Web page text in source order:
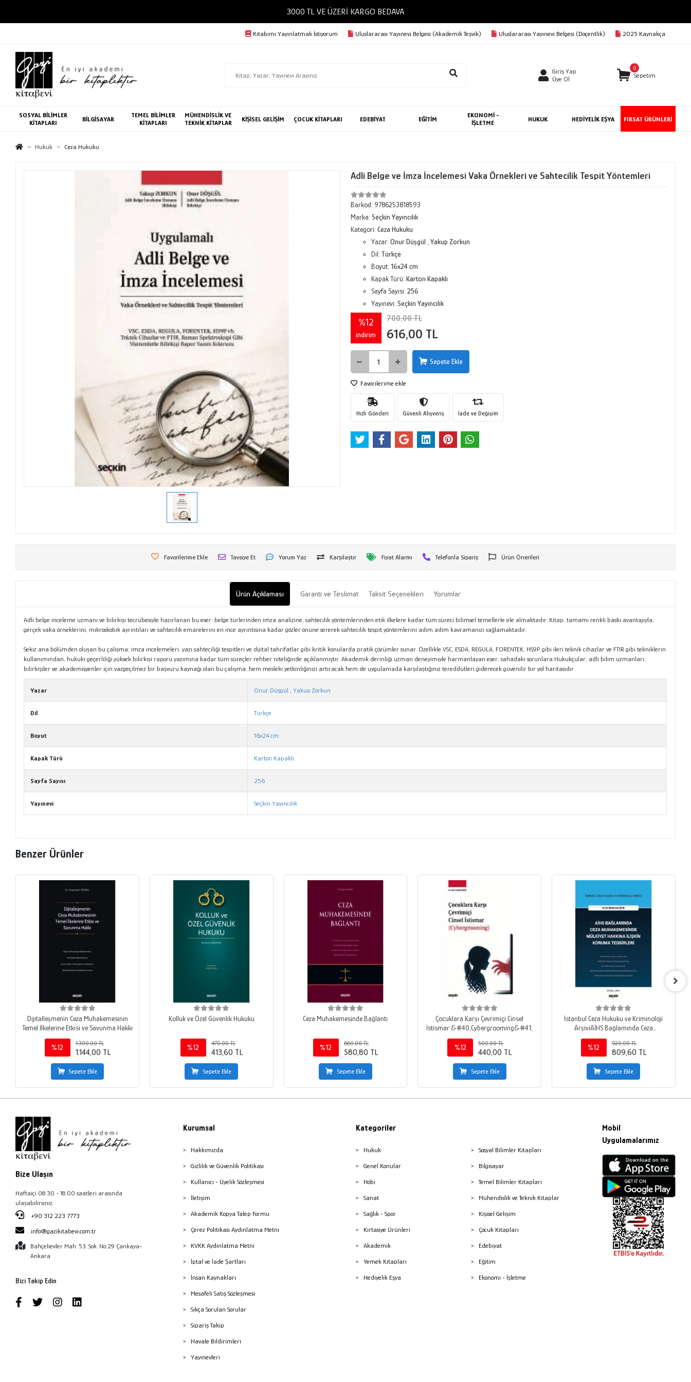
3000 TL VE ÜZERİ KARGO BEDAVA
Kitabımı Yayınlatmak İstiyorum Uluslararası Yayınevi Belgesi (Akademik Teşvik) Uluslararası Yayınevi Belgesi (Doçentlik) 2025 Kaynakça
Giriş Yap
Üye Ol
0
Sepetim
SOSYAL BİLİMLER
KİTAPLARI
BİLGİSAYAR
TEMEL BİLİMLER
KİTAPLARI
MÜHENDİSLİK VE
TEKNİK KİTAPLAR
KİŞİSEL GELİŞİM ÇOCUK KİTAPLARI EDEBİYAT EĞİTİM
EKONOMİ -
İŞLETME
HUKUK HEDİYELİK EŞYA FIRSAT ÜRÜNLERİ
Hukuk Ceza Hukuku
Adli Belge ve İmza İncelemesi Vaka Örnekleri ve Sahtecilik Tespit Yöntemleri
Barkod: 9786253818593
Marka: Seçkin Yayıncılık
Kategori: Ceza Hukuku
Yazar: Onur Düşgül
Yakup Zorkun
Dil: Türkçe
Boyut: 16x24 cm
Kapak Türü: Karton Kapaklı
Sayfa Sayısı: 256
Yayınevi: Seçkin Yayıncılık
%12
indirim
700,00 TL
616,00 TL
Sepete Ekle
Favorilerime ekle
Hızlı Gönderi Güvenli Alışveriş İade ve Değişim
Favorilerime Ekle Tavsiye Et Yorum Yaz Karşılaştır Fiyat Alarmı Telefonla Sipariş Ürün Önerileri
Ürün Açıklaması Garanti ve Teslimat Taksit Seçenekleri Yorumlar
Adli belge inceleme uzmanı ve bilirkişi tecrübesiyle hazırlanan bu eser; belge türlerinden imza analizine, sahtecilik yöntemlerinden etik ilkelere kadar tüm süreci bilimsel temellerle ele almaktadır. Kitap, tamamı renkli baskı avantajıyla;
gerçek vaka örneklerini, mikroskobik ayrıntıları ve sahtecilik emarelerini en ince ayrıntısına kadar gözler önüne sererek sahtecilik tespit yöntemlerini adım adım kavramanızı sağlamaktadır.
Sekiz ana bölümden oluşan bu çalışma; imza incelemeleri, yazı sahteciliği tespitleri ve dijital tahrifatlar gibi kritik konularda pratik çözümler sunar. Özellikle VSC, ESDA, REGULA, FORENTEK, HS9P gibi ileri teknik cihazlar ve FTIR gibi tekniklerin
kullanımından, hukuki geçerliliği yüksek bilirkişi raporu yazımına kadar tüm süreçler rehber niteliğinde açıklanmıştır. Akademik derinliği uzman deneyimiyle harmanlayan eser, sahadaki sorunlara Hukukçular, adli bilim uzmanları,
bilirkişiler ve akademisyenler için vazgeçilmez bir başvuru kaynağı olan bu çalışma; hem mesleki yetkinliğinizi artıracak hem de uygulamada karşılaştığınız tereddütleri giderecek güvenilir bir yol haritasıdır
Yazar Onur Düşgül ,Yakup Zorkun
Dil Türkçe
Boyut 16x24 cm
Kapak Türü Karton Kapaklı
Sayfa Sayısı 256
Yayınevi Seçkin Yayıncılık
Benzer Ürünler
Dijitalleşmenin Ceza Muhakemesinin
Temel İlkelerine Etkisi ve Savunma Hakkı
%12
1.300,00 TL
1.144,00 TL
Sepete Ekle
Kolluk ve Özel Güvenlik Hukuku
%12
470,00 TL
413,60 TL
Sepete Ekle
Ceza Muhakemesinde Bağlantı
%12
660,00 TL
580,80 TL
Sepete Ekle
Çocuklara Karşı Çevrimiçi Cinsel
İstismar &#40;Cybergrooming&#41;
%12
500,00 TL
440,00 TL
Sepete Ekle
İstanbul Ceza Hukuku ve Kriminoloji
ArşiviAİHS Bağlamında Ceza
Muhakemesinde Mülkiyet Hakkına İlişkin
Koruma Tedbirleri
%12
920,00 TL
809,60 TL
Sepete Ekle
Bize Ulaşın
Haftaiçi 08:30 - 18:00 saatleri arasında
ulaşabilirsiniz.
+90 312 223 7773
info@gazikitabevi.com.tr
Bahçelievler Mah. 53. Sok. No:29 Çankaya-
Ankara
Bizi Takip Edin
Kurumsal
Hakkımızda
Gizlilik ve Güvenlik Politikası
Kullanıcı - Üyelik Sözleşmesi
İletişim
Akademik Kopya Talep Formu
Çerez Politikası Aydınlatma Metni
KVKK Aydınlatma Metni
İptal ve İade Şartları
İnsan Kaynakları
Mesafeli Satış Sözleşmesi
Sıkça Sorulan Sorular
Sipariş Takip
Havale Bildirimleri
Yayınevleri
Kategoriler
Hukuk
Genel Konular
Hobi
Sanat
Sağlık - Spor
Kırtasiye Ürünleri
Akademik
Yemek Kitapları
Hediyelik Eşya
Sosyal Bilimler Kitapları
Bilgisayar
Temel Bilimler Kitapları
Mühendislik ve Teknik Kitaplar
Kişisel Gelişim
Çocuk Kitapları
Edebiyat
Eğitim
Ekonomi - İşletme
Mobil
Uygulamalarımız